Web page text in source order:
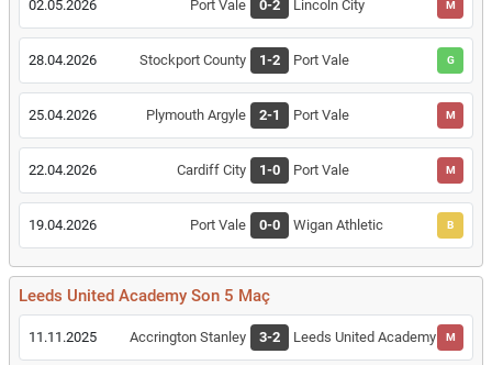
02.05.2026 Port Vale 0-2 Lincoln City M
28.04.2026 Stockport County 1-2 Port Vale G
25.04.2026 Plymouth Argyle 2-1 Port Vale M
22.04.2026 Cardiff City 1-0 Port Vale M
19.04.2026 Port Vale 0-0 Wigan Athletic B
Leeds United Academy Son 5 Maç
11.11.2025 Accrington Stanley 3-2 Leeds United Academy M